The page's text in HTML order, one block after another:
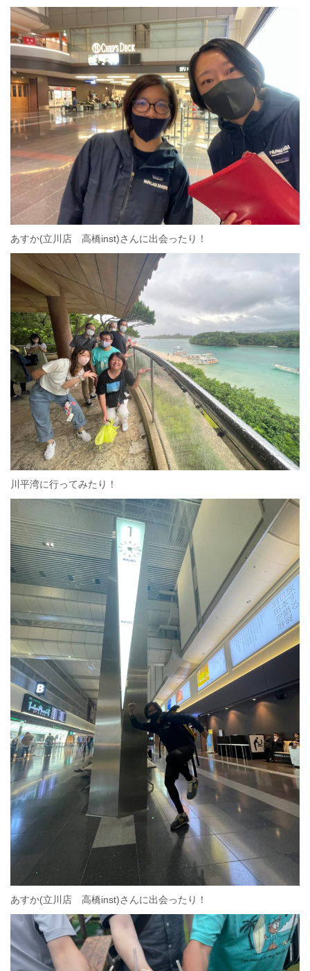
あすか(立川店 高橋inst)さんに出会ったり！
川平湾に行ってみたり！
あすか(立川店 高橋inst)さんに出会ったり！